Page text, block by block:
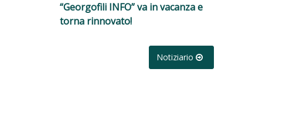
“Georgofili INFO” va in vacanza e
torna rinnovato!
Notiziario